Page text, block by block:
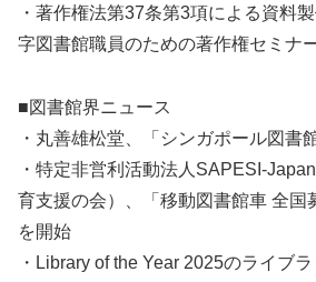
・著作権法第37条第3項による資料
字図書館職員のための著作権セミナ
■図書館界ニュース
・丸善雄松堂、「シンガポール図書
・特定非営利活動法人SAPESI-
育支援の会）、「移動図書館車 全国
を開始
・Library of the Year 2025のライブ